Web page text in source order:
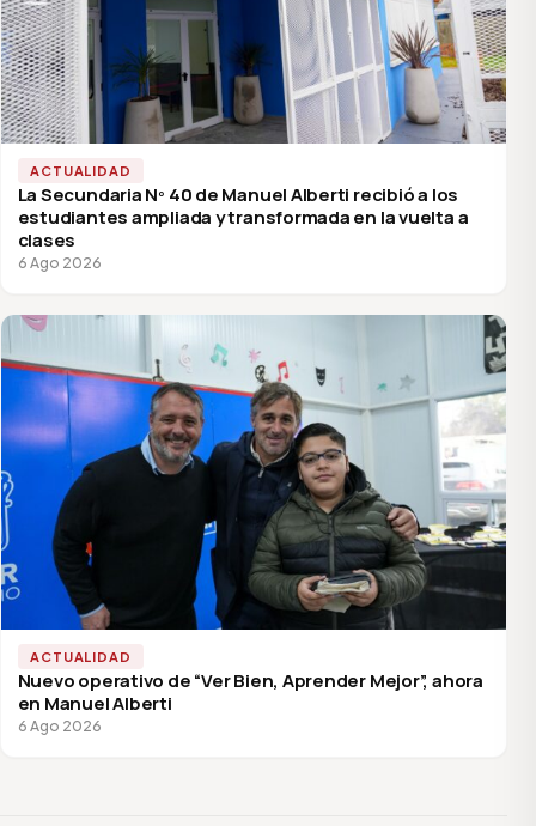
ACTUALIDAD
La Secundaria Nº 40 de Manuel Alberti recibió a los
estudiantes ampliada y transformada en la vuelta a
clases
6 Ago 2026
ACTUALIDAD
Nuevo operativo de “Ver Bien, Aprender Mejor”, ahora
en Manuel Alberti
6 Ago 2026